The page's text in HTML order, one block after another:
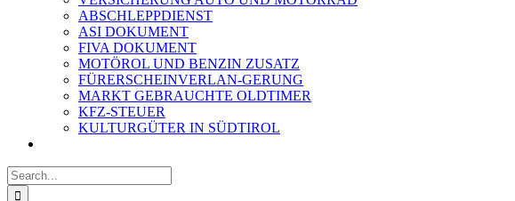
ABSCHLEPPDIENST
ASI DOKUMENT
FIVA DOKUMENT
MOTÖROL UND BENZIN ZUSATZ
FÜRERSCHEINVERLAN-GERUNG
MARKT GEBRAUCHTE OLDTIMER
KFZ-STEUER
KULTURGÜTER IN SÜDTIROL
Search
for: